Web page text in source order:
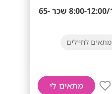
הדרכה בביה"ס 8:00-12:00/13:30 שכר 65-
מתאים לחיילים
מתאים לי